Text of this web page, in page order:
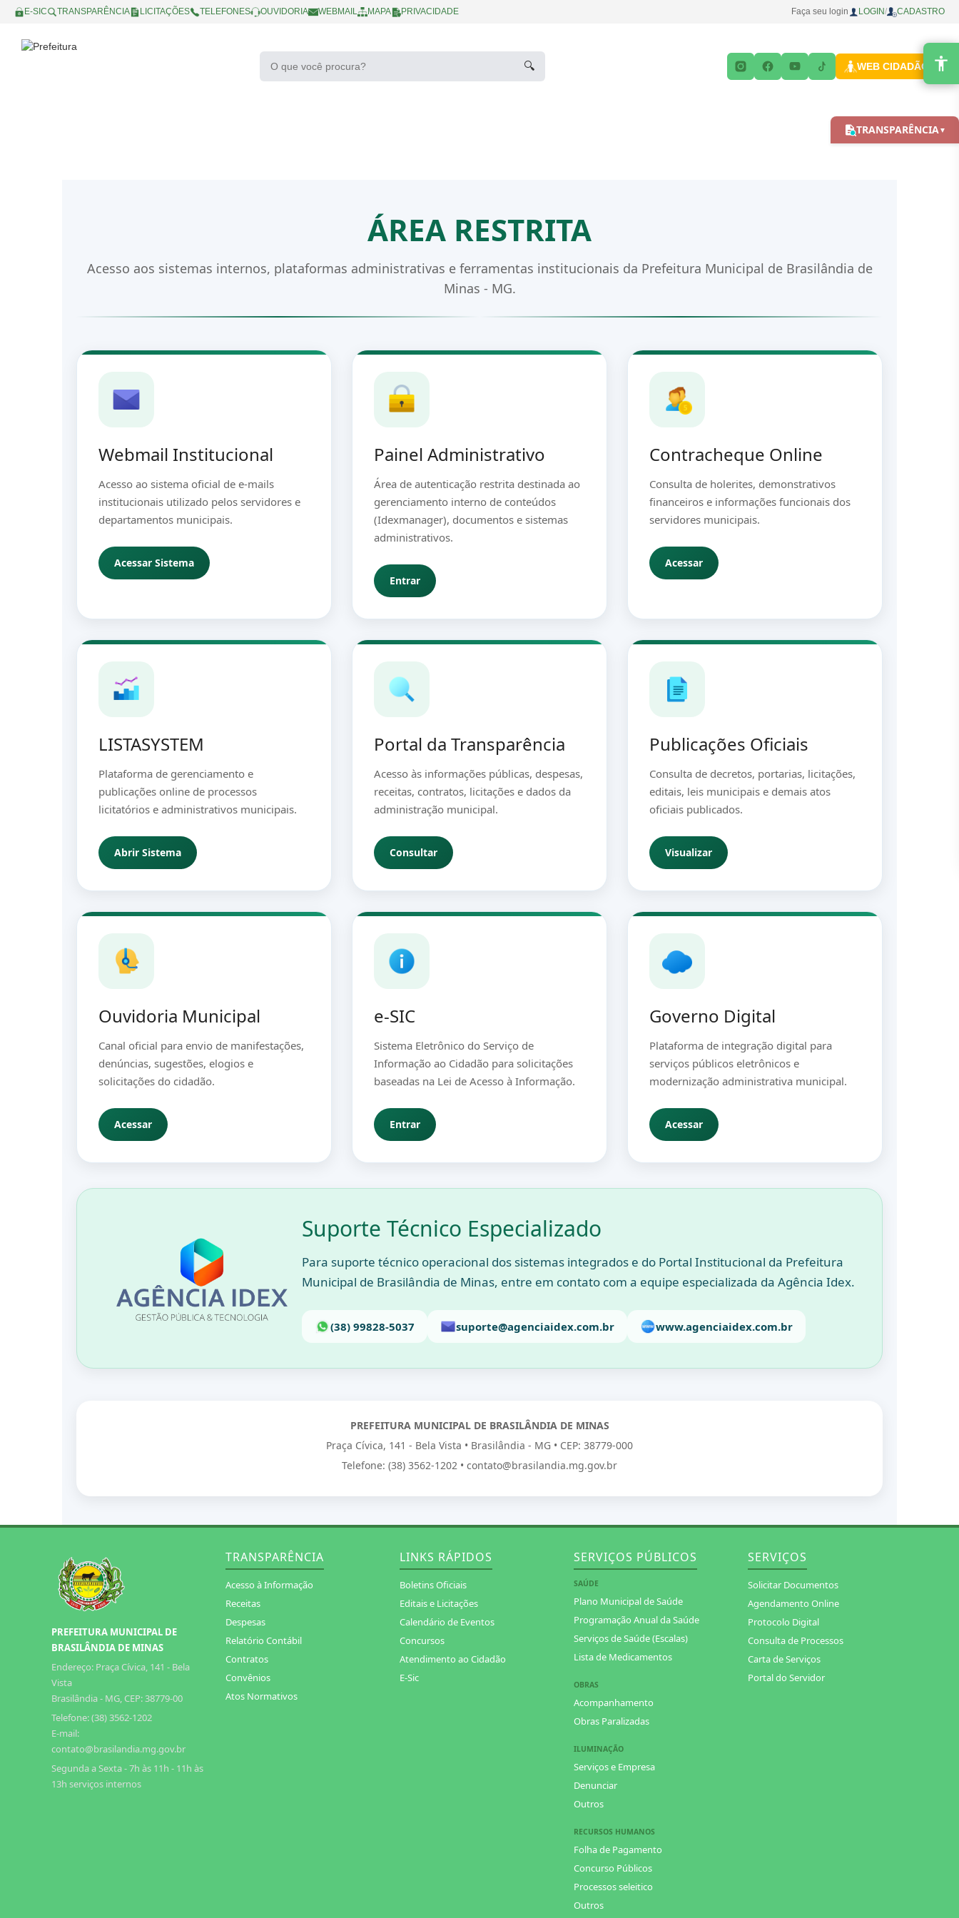
E-SIC TRANSPARÊNCIA LICITAÇÕES TELEFONES OUVIDORIA WEBMAIL MAPA PRIVACIDADE Faça seu login LOGIN/ CADASTRO
🔍 WEB CIDADÃO
TRANSPARÊNCIA▼
ÁREA RESTRITA
Acesso aos sistemas internos, plataformas administrativas e ferramentas institucionais da Prefeitura Municipal de Brasilândia de
Minas - MG.
Webmail Institucional
Acesso ao sistema oficial de e-mails
institucionais utilizado pelos servidores e
departamentos municipais.
Acessar Sistema
Painel Administrativo
Área de autenticação restrita destinada ao
gerenciamento interno de conteúdos
(Idexmanager), documentos e sistemas
administrativos.
Entrar
Contracheque Online
Consulta de holerites, demonstrativos
financeiros e informações funcionais dos
servidores municipais.
Acessar
LISTASYSTEM
Plataforma de gerenciamento e
publicações online de processos
licitatórios e administrativos municipais.
Abrir Sistema
Portal da Transparência
Acesso às informações públicas, despesas,
receitas, contratos, licitações e dados da
administração municipal.
Consultar
Publicações Oficiais
Consulta de decretos, portarias, licitações,
editais, leis municipais e demais atos
oficiais publicados.
Visualizar
Ouvidoria Municipal
Canal oficial para envio de manifestações,
denúncias, sugestões, elogios e
solicitações do cidadão.
Acessar
e-SIC
Sistema Eletrônico do Serviço de
Informação ao Cidadão para solicitações
baseadas na Lei de Acesso à Informação.
Entrar
Governo Digital
Plataforma de integração digital para
serviços públicos eletrônicos e
modernização administrativa municipal.
Acessar
Suporte Técnico Especializado
Para suporte técnico operacional dos sistemas integrados e do Portal Institucional da Prefeitura
Municipal de Brasilândia de Minas, entre em contato com a equipe especializada da Agência Idex.
(38) 99828-5037 suporte@agenciaidex.com.br www.agenciaidex.com.br
PREFEITURA MUNICIPAL DE BRASILÂNDIA DE MINAS
Praça Cívica, 141 - Bela Vista • Brasilândia - MG • CEP: 38779-000
Telefone: (38) 3562-1202 • contato@brasilandia.mg.gov.br
PREFEITURA MUNICIPAL DE
BRASILÂNDIA DE MINAS
Endereço: Praça Cívica, 141 - Bela
Vista
Brasilândia - MG, CEP: 38779-00
Telefone: (38) 3562-1202
E-mail:
contato@brasilandia.mg.gov.br
Segunda a Sexta - 7h às 11h - 11h às
13h serviços internos
TRANSPARÊNCIA
Acesso à Informação
Receitas
Despesas
Relatório Contábil
Contratos
Convênios
Atos Normativos
LINKS RÁPIDOS
Boletins Oficiais
Editais e Licitações
Calendário de Eventos
Concursos
Atendimento ao Cidadão
E-Sic
SERVIÇOS PÚBLICOS
SAÚDE
Plano Municipal de Saúde
Programação Anual da Saúde
Serviços de Saúde (Escalas)
Lista de Medicamentos
OBRAS
Acompanhamento
Obras Paralizadas
ILUMINAÇÃO
Serviços e Empresa
Denunciar
Outros
RECURSOS HUMANOS
Folha de Pagamento
Concurso Públicos
Processos seleitico
Outros
SERVIÇOS
Solicitar Documentos
Agendamento Online
Protocolo Digital
Consulta de Processos
Carta de Serviços
Portal do Servidor